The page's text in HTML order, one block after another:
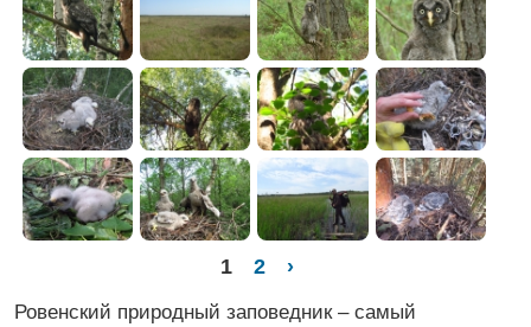
1 2 ›
Ровенский природный заповедник – самый